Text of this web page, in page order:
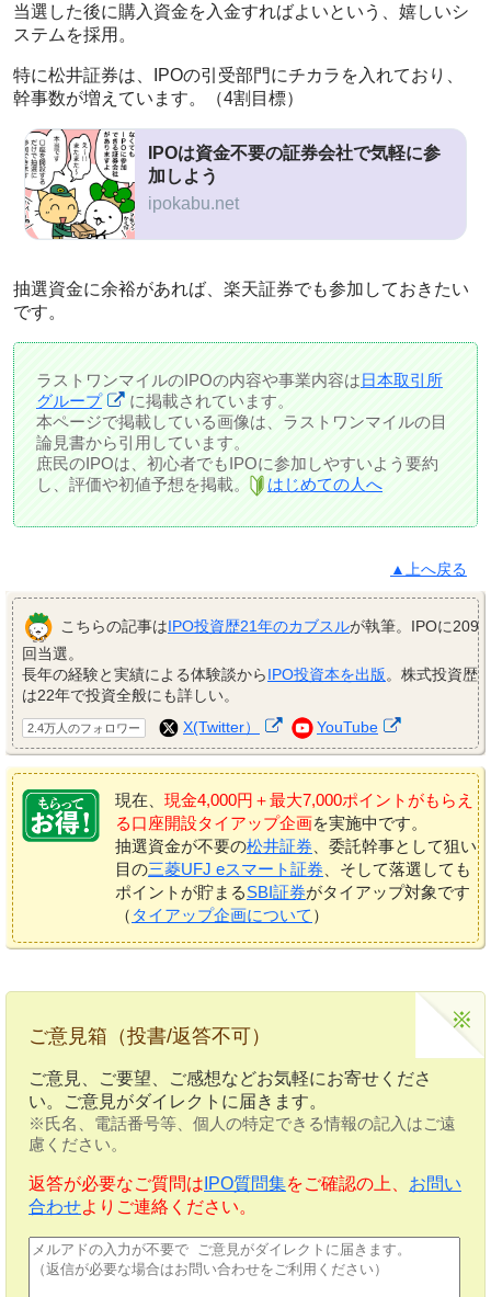
当選した後に購入資金を入金すればよいという、嬉しいシ
ステムを採用。
特に松井証券は、IPOの引受部門にチカラを入れており、
幹事数が増えています。（4割目標）
IPOは資金不要の証券会社で気軽に参
加しよう
ipokabu.net
抽選資金に余裕があれば、楽天証券でも参加しておきたい
です。
ラストワンマイルのIPOの内容や事業内容は日本取引所
グループ
に掲載されています。
本ページで掲載している画像は、ラストワンマイルの目
論見書から引用しています。
庶民のIPOは、初心者でもIPOに参加しやすいよう要約
し、評価や初値予想を掲載。
はじめての人へ
▲上へ戻る
こちらの記事はIPO投資歴21年のカブスルが執筆。IPOに209
回当選。
長年の経験と実績による体験談からIPO投資本を出版。株式投資歴
は22年で投資全般にも詳しい。
2.4万人のフォロワー X(Twitter） YouTube
現在、 現金4,000円＋最大7,000ポイントがもらえ
る口座開設タイアップ企画を実施中です。
抽選資金が不要の松井証券 、委託幹事として狙い
目の三菱UFJ eスマート証券 、そして落選しても
ポイントが貯まるSBI証券がタイアップ対象です
（ タイアップ企画について ）
ご意見箱（投書/返答不可）
ご意見、ご要望、ご感想などお気軽にお寄せくださ
い。ご意見がダイレクトに届きます。
※氏名、電話番号等、個人の特定できる情報の記入はご遠
慮ください。
返答が必要なご質問は IPO質問集をご確認の上、 お問い
合わせよりご連絡ください。